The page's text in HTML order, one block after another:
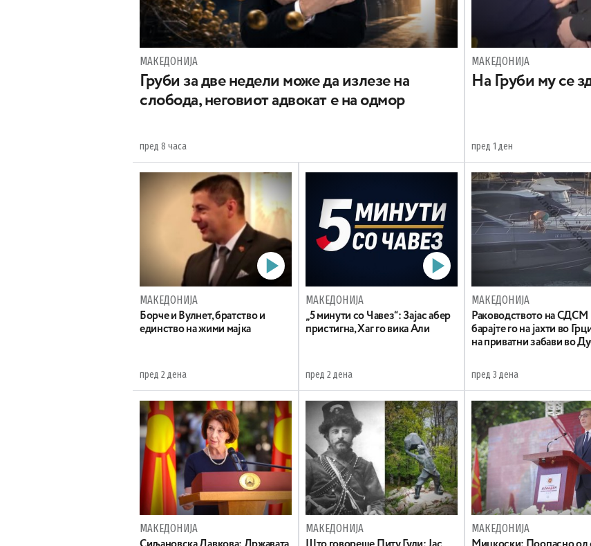
МАКЕДОНИЈА
Груби за две недели може да излезе на
слобода, неговиот адвокат е на одмор
пред 8 часа
МАКЕДОНИЈА
На Груби му се
пред 1 ден
МАКЕДОНИЈА
Борче и Вулнет, братство и
единство на жими мајка
пред 2 дена
МАКЕДОНИЈА
„5 минути со Чавез“: Зајас абер
пристигна, Хаг го вика Али
пред 2 дена
МАКЕДОНИЈА
Раководството на СДСМ
барајте го на јахти во
на приватни забави во
пред 3 дена
МАКЕДОНИЈА МАКЕДОНИЈА МАКЕДОНИЈА